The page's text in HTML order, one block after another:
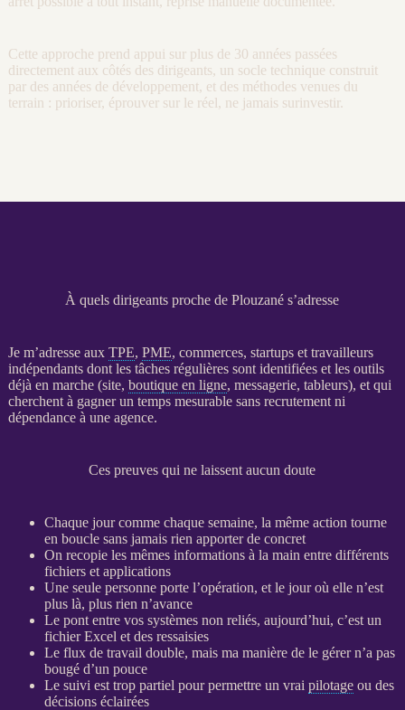
Cette approche prend appui sur plus de 30 années passées
directement aux côtés des dirigeants, un socle technique construit
par des années de développement, et des méthodes venues du
terrain : prioriser, éprouver sur le réel, ne jamais surinvestir.
À quels dirigeants proche de Plouzané s’adresse
Je m’adresse aux TPE, PME, commerces, startups et travailleurs
indépendants dont les tâches régulières sont identifiées et les outils
déjà en marche (site, boutique en ligne, messagerie, tableurs), et qui
cherchent à gagner un temps mesurable sans recrutement ni
dépendance à une agence.
Ces preuves qui ne laissent aucun doute
Chaque jour comme chaque semaine, la même action tourne
en boucle sans jamais rien apporter de concret
On recopie les mêmes informations à la main entre différents
fichiers et applications
Une seule personne porte l’opération, et le jour où elle n’est
plus là, plus rien n’avance
Le pont entre vos systèmes non reliés, aujourd’hui, c’est un
fichier Excel et des ressaisies
Le fluxde travail double, mais ma manière de le gérer n’a pas
bougé d’un pouce
Le suivi est trop partiel pour permettre un vrai pilotageou des
décisions éclairées